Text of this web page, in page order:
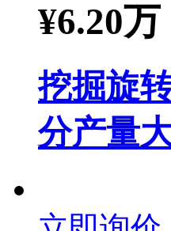
¥6.20万
挖掘旋
分产量